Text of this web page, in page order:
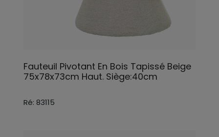
Fauteuil Pivotant En Bois Tapissé Beige
75x78x73cm Haut. Siège:40cm
Ré: 83115